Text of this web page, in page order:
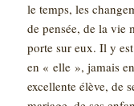
le temps, les
de pensée, de la vie
porte sur eux. Il y
en « elle », jamais
excellente élève, de